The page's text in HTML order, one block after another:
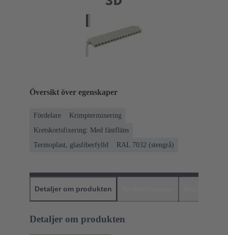
Översikt över egenskaper
Fördelare
Krimpterminering
Kretskortsfixering: Med fästfläns
Termoplast, glasfiberfylld
RAL 7032 (stengrå)
Detaljer om produkten
Detaljer om produkten